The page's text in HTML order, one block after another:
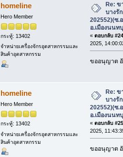
homeline
Hero Member
กระทู้: 13402
จำหน่ายเครื่องจักรอุตสาหกรรมและ
สินค้าอุตสาหกรรม
Re: ข
บางรั
202552)(ซ.
อ.เมืองนนท
« ตอบกลับ
2025,
ขออนุญาต
homeline
Hero Member
กระทู้: 13402
จำหน่ายเครื่องจักรอุตสาหกรรมและ
สินค้าอุตสาหกรรม
Re:
บางรั
202552)(ซ.
อ.เมืองนนท
« ตอบกลับ
2025,
ขออนุญาต